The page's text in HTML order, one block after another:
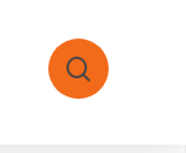
search